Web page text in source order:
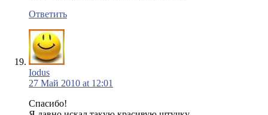
Ответить
Iodus
27 Май 2010 at 12:01
Спасибо!